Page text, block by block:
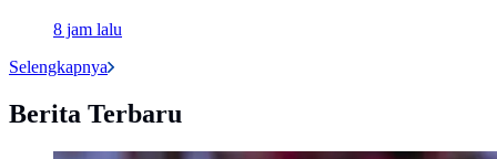
8 jam lalu
Selengkapnya
Berita Terbaru